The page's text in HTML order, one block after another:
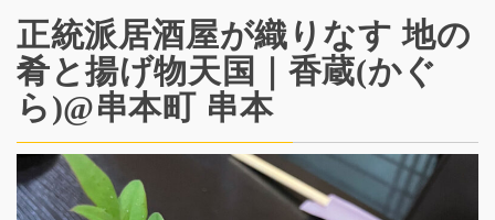
正統派居酒屋が織りなす 地の
肴と揚げ物天国｜香蔵(かぐ
ら)@串本町 串本